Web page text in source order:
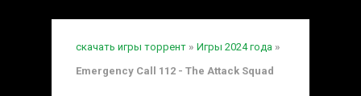
скачать игры торрент » Игры 2024 года »
Emergency Call 112 - The Attack Squad